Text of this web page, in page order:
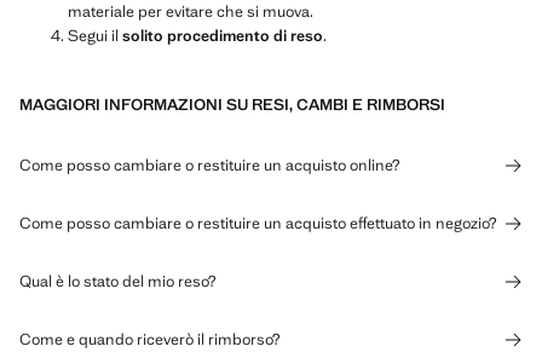
materiale per evitare che si muova.
Segui il solito procedimento di reso.
MAGGIORI INFORMAZIONI SU RESI, CAMBI E RIMBORSI
Come posso cambiare o restituire un acquisto online?
Come posso cambiare o restituire un acquisto effettuato in negozio?
Qual è lo stato del mio reso?
Come e quando riceverò il rimborso?